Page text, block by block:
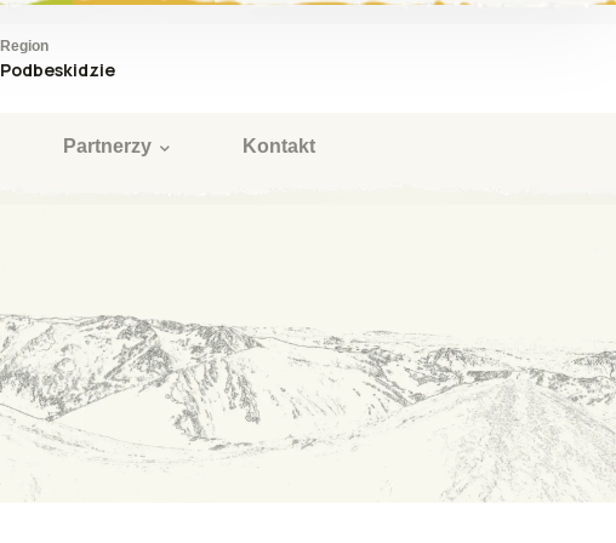
Region
Podbeskidzie
Partnerzy Kontakt